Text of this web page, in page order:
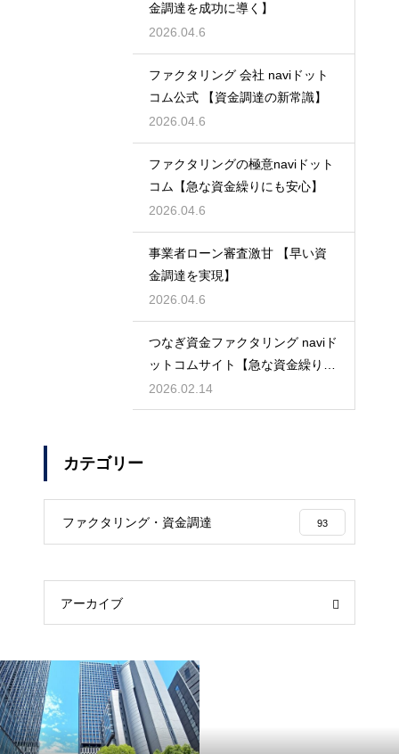
金調達を成功に導く】
2026.04.6
ファクタリング 会社 naviドット
コム公式 【資金調達の新常識】
2026.04.6
ファクタリングの極意naviドット
コム【急な資金繰りにも安心】
2026.04.6
事業者ローン審査激甘 【早い資
金調達を実現】
2026.04.6
つなぎ資金ファクタリング naviド
ットコムサイト【急な資金繰りに
も安心】
2026.02.14
カテゴリー
ファクタリング・資金調達 93
アーカイブ